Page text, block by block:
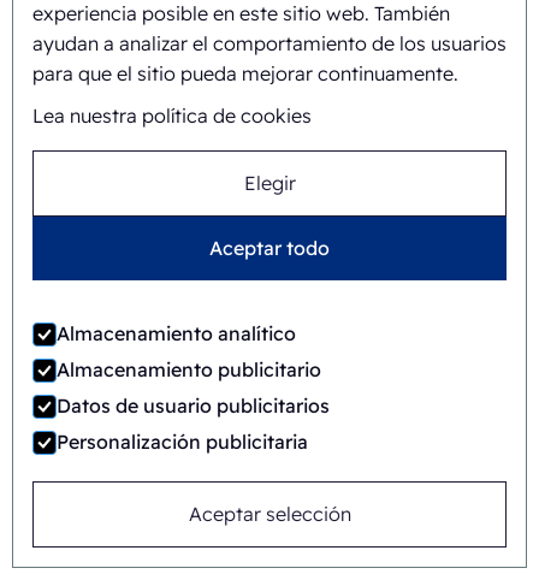
experiencia posible en este sitio web. También
ayudan a analizar el comportamiento de los usuarios
para que el sitio pueda mejorar continuamente.
Lea nuestra política de cookies
Elegir
Aceptar todo
Almacenamiento analítico
Almacenamiento publicitario
Datos de usuario publicitarios
Personalización publicitaria
Aceptar selección
FAB8-1824-3